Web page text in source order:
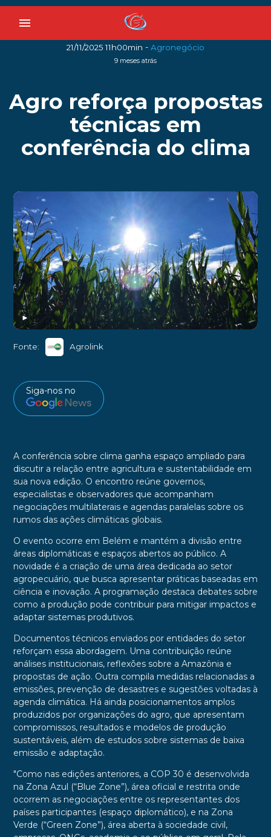
menu
21/11/2025 11h00min - Agronegócio
9 meses atrás
Agro reforça propostas
técnicas em
conferência do clima
►
Fonte: Agrolink
Siga-nos no
A conferência sobre clima ganha espaço ampliado para
discutir a relação entre agricultura e sustentabilidade em
sua nova edição. O encontro reúne governos,
especialistas e observadores que acompanham
negociações multilaterais e agendas paralelas sobre os
rumos das ações climáticas globais.
O evento ocorre em Belém e mantém a divisão entre
áreas diplomáticas e espaços abertos ao público. A
novidade é a criação de uma área dedicada ao setor
agropecuário, que busca apresentar práticas baseadas em
ciência e inovação. A programação destaca debates sobre
como a produção pode contribuir para mitigar impactos e
adaptar sistemas produtivos.
Documentos técnicos enviados por entidades do setor
reforçam essa abordagem. Uma contribuição reúne
análises institucionais, reflexões sobre a Amazônia e
propostas de ação. Outra compila medidas relacionadas a
emissões, prevenção de desastres e sugestões voltadas à
agenda climática. Há ainda posicionamentos amplos
produzidos por organizações do agro, que apresentam
compromissos, resultados e modelos de produção
sustentáveis, além de estudos sobre sistemas de baixa
emissão e adaptação.
"Como nas edições anteriores, a COP 30 é desenvolvida
na Zona Azul (“Blue Zone”), área oficial e restrita onde
ocorrem as negociações entre os representantes dos
países participantes (espaço diplomático), e na Zona
Verde (“Green Zone”), área aberta à sociedade civil,